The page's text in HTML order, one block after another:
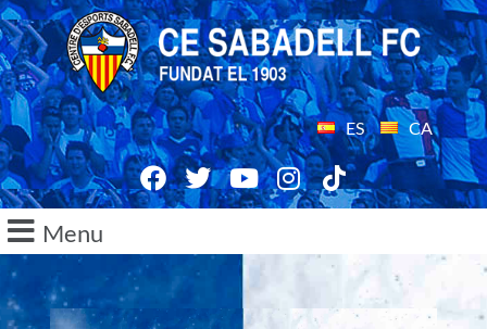
ES CA
Menu